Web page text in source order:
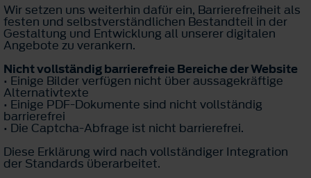
Wir setzen uns weiterhin dafür ein, Barrierefreiheit als
festen und selbstverständlichen Bestandteil in der
Gestaltung und Entwicklung all unserer digitalen
Angebote zu verankern.
Nicht vollständig barrierefreie Bereiche der Website
• Einige Bilder verfügen nicht über aussagekräftige
Alternativtexte
• Einige PDF-Dokumente sind nicht vollständig
barrierefrei
• Die Captcha-Abfrage ist nicht barrierefrei.
Diese Erklärung wird nach vollständiger Integration
der Standards überarbeitet.